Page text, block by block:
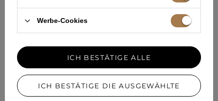
IHRE MEINUNG HINZUFÜGEN
Für Ihre Bewertung erhalten Sie15 Pkt.
IN EINER ÄHNLICHEN FARBE
Werbe-Cookies
ICH BESTÄTIGE DIE AUSGEWÄHLTE
ICH BESTÄTIGE ALLE